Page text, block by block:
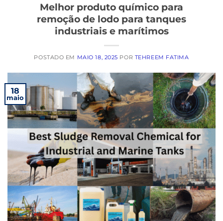
Melhor produto químico para
remoção de lodo para tanques
industriais e marítimos
POSTADO EM MAIO 18, 2025 POR TEHREEM FATIMA
18
maio